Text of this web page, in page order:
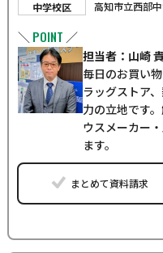
中学校区
高知市立西部
＼ POINT ／
担当者：山崎
毎日のお買い
ラッグストア
力の立地です
ウスメーカー
ます。
まとめて資料請求